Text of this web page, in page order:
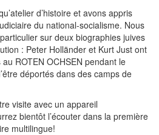
d’histoire et avons appris
du national-socialisme. Nous
sur deux biographies juives
: Peter Holländer et Kurt Just ont
ROTEN OCHSEN pendant le
déportés dans des camps de
visite avec un appareil
bientôt l’écouter dans la première
multilingue!